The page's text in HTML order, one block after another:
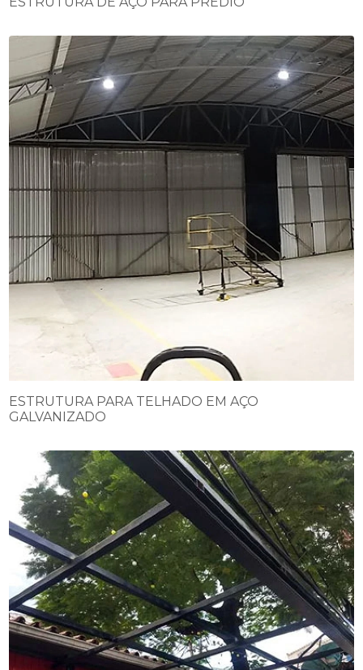
ESTRUTURA PARA TELHADO EM AÇO
GALVANIZADO